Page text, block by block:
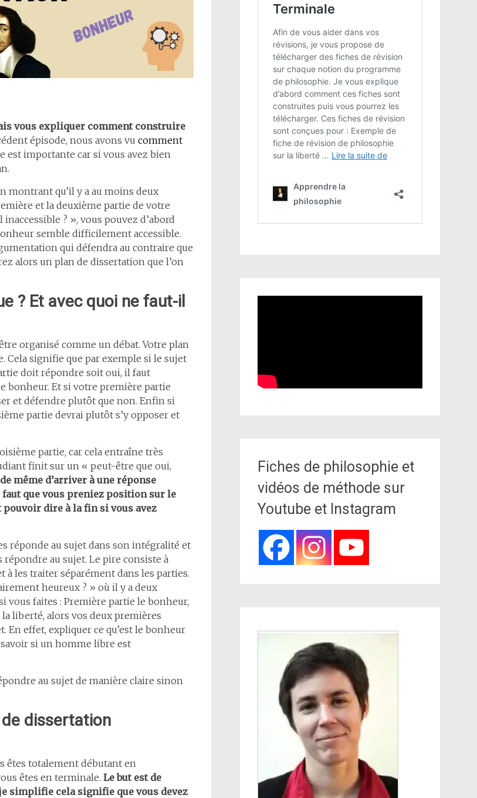
vous expliquer comment construire
épisode, nous avons vu comment
est importante car si vous avez bien
montrant qu’il y a au moins deux
et la deuxième partie de votre
? », vous pouvez d’abord
semble difficilement accessible.
qui défendra au contraire que
alors un plan de dissertation que l’on
? Et avec quoi ne faut-il
organisé comme un débat. Votre plan
Cela signifie que par exemple si le sujet
doit répondre soit oui, il faut
bonheur. Et si votre première partie
et défendre plutôt que non. Enfin si
partie devrai plutôt s’y opposer et
partie, car cela entraîne très
finit sur un « peut-être que oui,
même d’arriver à une réponse
que vous preniez position sur le
pouvoir dire à la fin si vous avez
réponde au sujet dans son intégralité et
au sujet. Le pire consiste à
les traiter séparément dans les parties.
heureux ? » où il y a deux
faites : Première partie le bonheur,
liberté, alors vos deux premières
En effet, expliquer ce qu’est le bonheur
si un homme libre est
au sujet de manière claire sinon
dissertation
êtes totalement débutant en
êtes en terminale. Le but est de
simplifie cela signifie que vous devez
Fiches de philosophie et
vidéos de méthode sur
Youtube et Instagram